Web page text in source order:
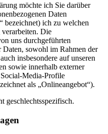
möchte ich Sie darüber
Daten
bezeichnet) ich zu welchen
Die
uns durchgeführten
Daten, sowohl im Rahmen der
insbesondere auf unseren
sowie innerhalb externer
Media-Profile
als „Onlineangebot“).
geschlechtsspezifisch.